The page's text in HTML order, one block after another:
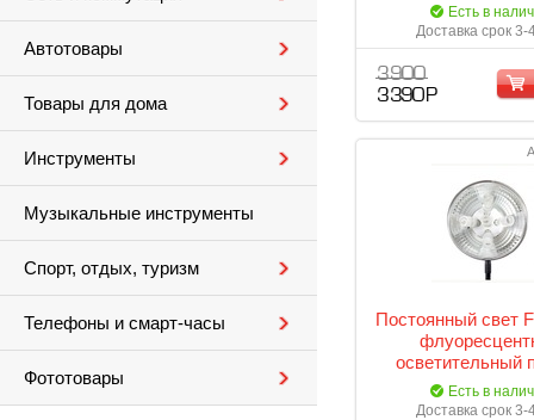
Автотовары
Товары для дома
Инструменты
Музыкальные инструменты
Спорт, отдых, туризм
Телефоны и смарт-часы
Фототовары
Есть в
Доставка срок 3-
3 900
3 390 Р
Постоянный свет
осветительный
Есть в
Доставка срок 3-